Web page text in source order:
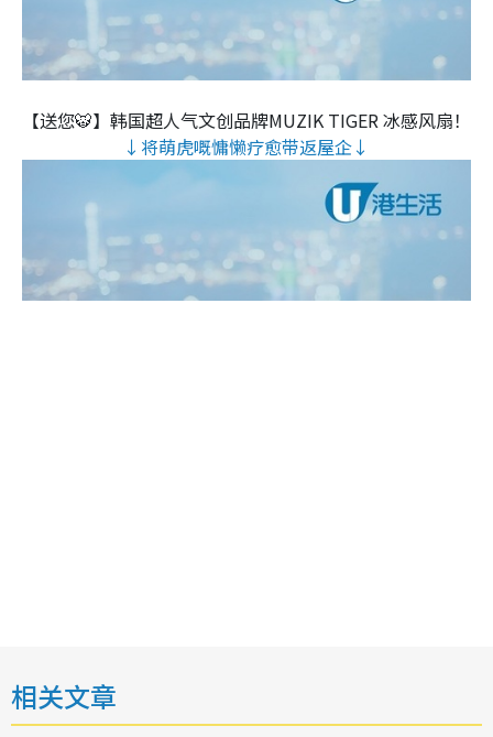
【送您🐯】韩国超人气文创品牌MUZIK TIGER 冰感风扇！
↓将萌虎嘅慵懒疗愈带返屋企↓
相关文章